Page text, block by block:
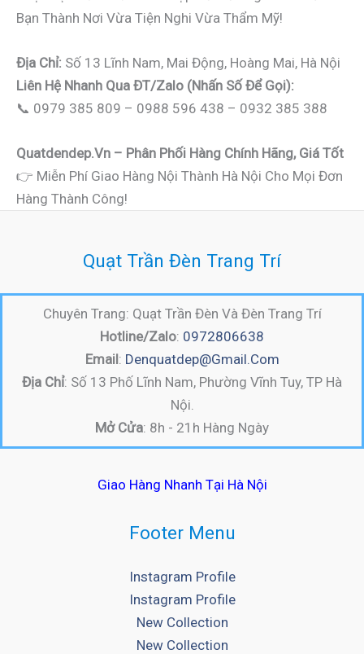
Bạn Thành Nơi Vừa Tiện Nghi Vừa Thẩm Mỹ!
Địa Chỉ: Số 13 Lĩnh Nam, Mai Động, Hoàng Mai, Hà Nội
Liên Hệ Nhanh Qua ĐT/Zalo (nhấn Số Để Gọi):
📞 0979 385 809 – 0988 596 438 – 0932 385 388
Quatdendep.vn – Phân Phối Hàng Chính Hãng, Giá Tốt
👉 Miễn Phí Giao Hàng Nội Thành Hà Nội Cho Mọi Đơn
Hàng Thành Công!
Quạt Trần Đèn Trang Trí
Chuyên Trang: Quạt Trần Đèn Và Đèn Trang Trí
Hotline/Zalo: 0972806638
Email: Denquatdep@gmail.com
Địa Chỉ: Số 13 Phố Lĩnh Nam, Phường Vĩnh Tuy, TP Hà
Nội.
Mở Cửa: 8h - 21h Hàng Ngày
Giao Hàng Nhanh Tại Hà Nội
Footer Menu
Instagram Profile
Instagram Profile
New Collection
New Collection